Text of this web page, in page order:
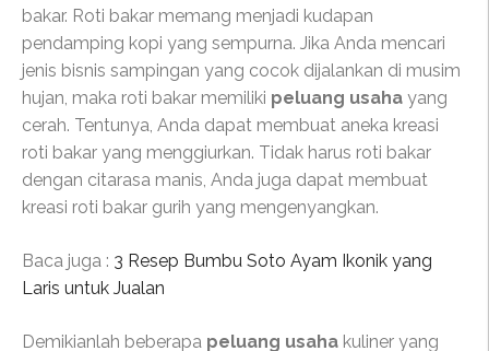
bakar. Roti bakar memang menjadi kudapan
pendamping kopi yang sempurna. Jika Anda mencari
jenis bisnis sampingan yang cocok dijalankan di musim
hujan, maka roti bakar memiliki peluang usaha yang
cerah. Tentunya, Anda dapat membuat aneka kreasi
roti bakar yang menggiurkan. Tidak harus roti bakar
dengan citarasa manis, Anda juga dapat membuat
kreasi roti bakar gurih yang mengenyangkan.
Baca juga : 3 Resep Bumbu Soto Ayam Ikonik yang
Laris untuk Jualan
Demikianlah beberapa peluang usaha kuliner yang